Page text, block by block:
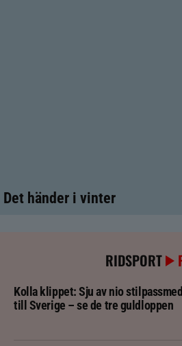
Det händer i vinter
RIDSPORT
Kolla klippet: Sju av nio
till Sverige – se de tre guldloppen